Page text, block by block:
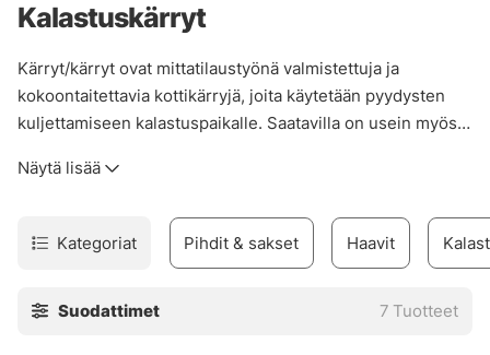
Kalastuskärryt
Kärryt/kärryt ovat mittatilaustyönä valmistettuja ja
kokoontaitettavia kottikärryjä, joita käytetään pyydysten
kuljettamiseen kalastuspaikalle. Saatavilla on usein myös
säilyttää kalustosi karppikärryissäsi mahdollisimman
sinulla on paljon pusseja ja karppivapoja mukanasi,
kalastusvälineiden kuljettaminen kärryillä uintipaikallesi on
Näytä lisää
Kategoriat Pihdit & sakset Haavit
Suodattimet 7 Tuotteet